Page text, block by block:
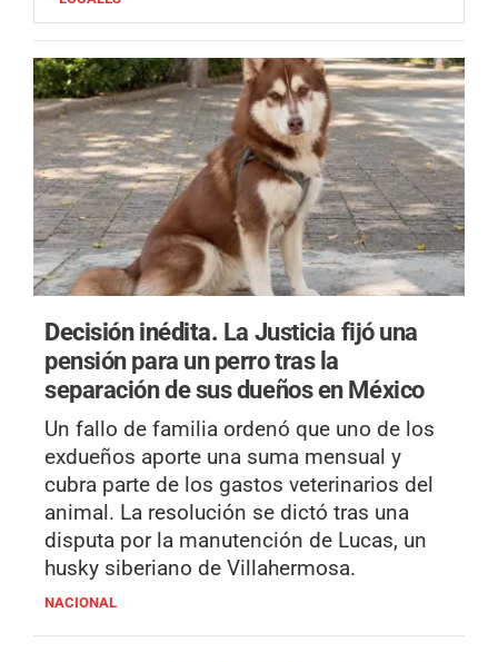
Decisión inédita. La Justicia fijó una
pensión para un perro tras la
separación de sus dueños en México
Un fallo de familia ordenó que uno de los
exdueños aporte una suma mensual y
cubra parte de los gastos veterinarios del
animal. La resolución se dictó tras una
disputa por la manutención de Lucas, un
husky siberiano de Villahermosa.
NACIONAL